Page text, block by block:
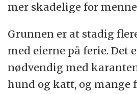
mer skadelige for
Grunnen er at stadig
med eierne på ferie. Det
nødvendig med
hund og katt, og mange